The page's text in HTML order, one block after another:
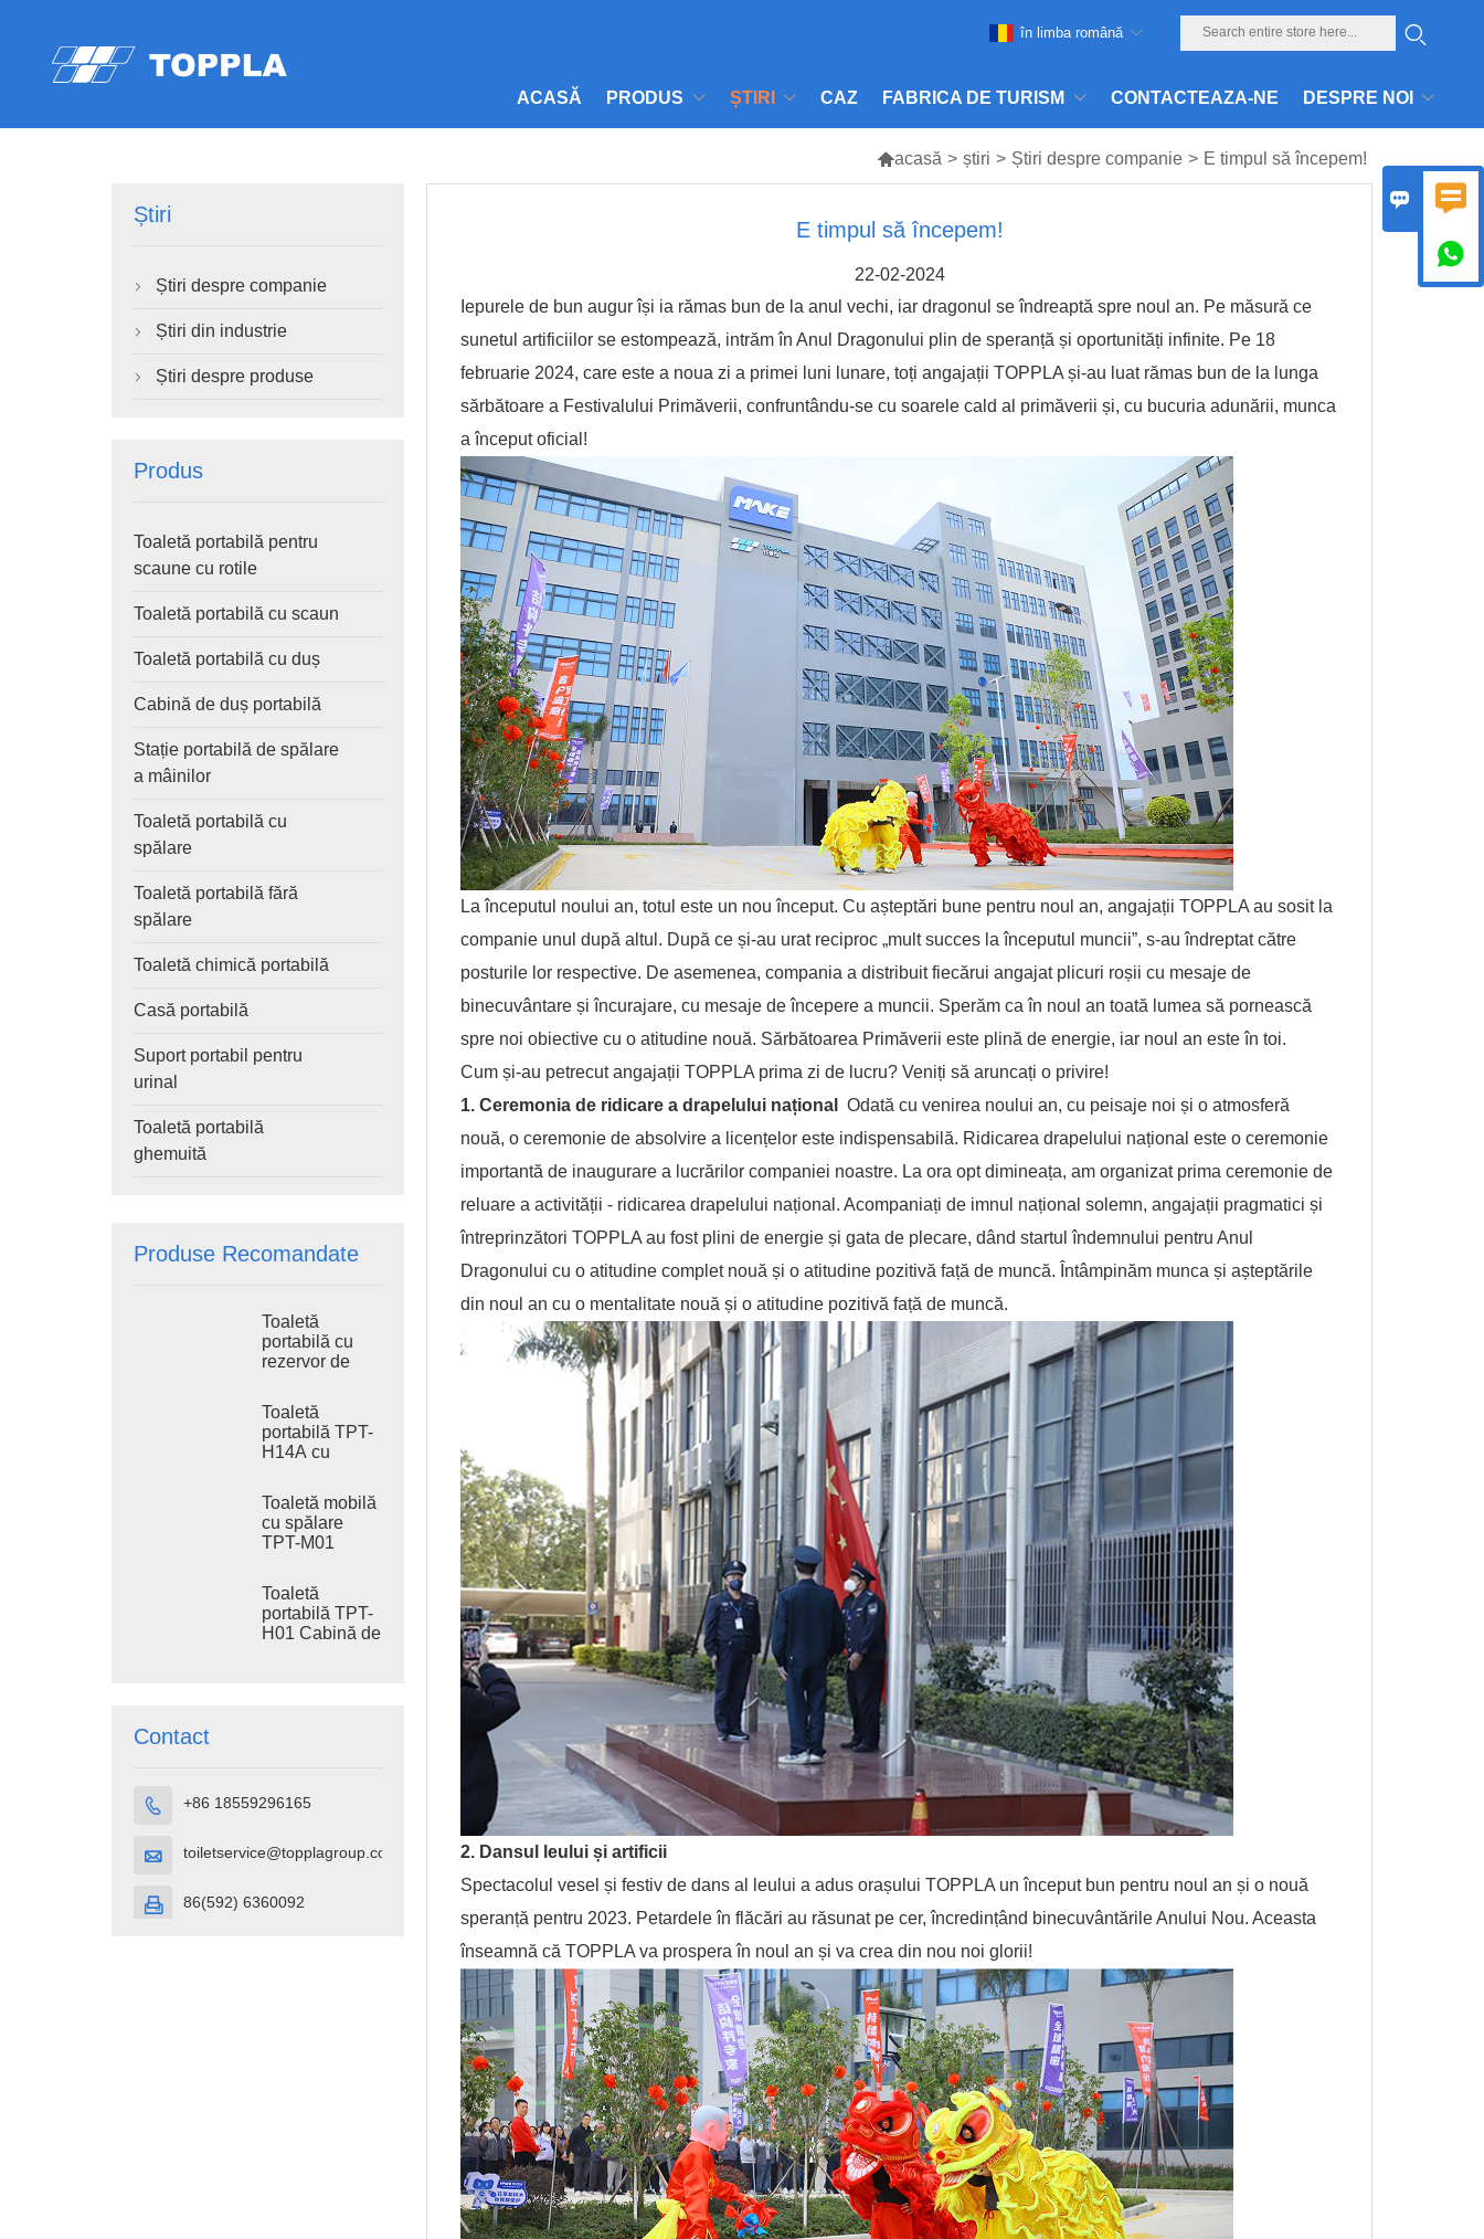
ACASĂ PRODUS ȘTIRI CAZ FABRICA DE TURISM CONTACTEAZA-NE DESPRE NOI
în limba română
acasă > știri > Știri despre companie > E timpul să începem!
Știri
 Știri despre companie
 Știri din industrie
 Știri despre produse
Produs
Toaletă portabilă pentru
scaune cu rotile
Toaletă portabilă cu scaun
Toaletă portabilă cu duș
Cabină de duș portabilă
Stație portabilă de spălare
a mâinilor
Toaletă portabilă cu
spălare
Toaletă portabilă fără
spălare
Toaletă chimică portabilă
Casă portabilă
Suport portabil pentru
urinal
Toaletă portabilă
ghemuită
Produse Recomandate
Toaletă
portabilă cu
rezervor de
H14B 410L,
toaletă
portabilă cu
sistem de
oțel, toaletă de
șantier
Toaletă
portabilă TPT-
H14A cu
apă uzată de
410 l, toaletă
din plastic
pentru exterior
Toaletă mobilă
cu spălare
TPT-M01
construcții
Toaletă
portabilă TPT-
H01 Cabină de
Contact
 +86 18559296165
 toiletservice@topplagroup.com
 86(592) 6360092
E timpul să începem!
22-02-2024
Iepurele de bun augur își ia rămas bun de la anul vechi, iar dragonul se îndreaptă spre noul an. Pe măsură ce
sunetul artificiilor se estompează, intrăm în Anul Dragonului plin de speranță și oportunități infinite. Pe 18
februarie 2024, care este a noua zi a primei luni lunare, toți angajații TOPPLA și-au luat rămas bun de la lunga
sărbătoare a Festivalului Primăverii, confruntându-se cu soarele cald al primăverii și, cu bucuria adunării, munca
a început oficial!
La începutul noului an, totul este un nou început. Cu așteptări bune pentru noul an, angajații TOPPLA au sosit la
companie unul după altul. După ce și-au urat reciproc „mult succes la începutul muncii”, s-au îndreptat către
posturile lor respective. De asemenea, compania a distribuit fiecărui angajat plicuri roșii cu mesaje de
binecuvântare și încurajare, cu mesaje de începere a muncii. Sperăm ca în noul an toată lumea să pornească
spre noi obiective cu o atitudine nouă. Sărbătoarea Primăverii este plină de energie, iar noul an este în toi.
Cum și-au petrecut angajații TOPPLA prima zi de lucru? Veniți să aruncați o privire!
1. Ceremonia de ridicare a drapelului național
Odată cu venirea noului an, cu peisaje noi și o atmosferă
nouă, o ceremonie de absolvire a licențelor este indispensabilă. Ridicarea drapelului național este o ceremonie
importantă de inaugurare a lucrărilor companiei noastre. La ora opt dimineața, am organizat prima ceremonie de
reluare a activității - ridicarea drapelului național. Acompaniați de imnul național solemn, angajații pragmatici și
întreprinzători TOPPLA au fost plini de energie și gata de plecare, dând startul îndemnului pentru Anul
Dragonului cu o atitudine complet nouă și o atitudine pozitivă față de muncă. Întâmpinăm munca și așteptările
din noul an cu o mentalitate nouă și o atitudine pozitivă față de muncă.
2. Dansul leului și artificii
Spectacolul vesel și festiv de dans al leului a adus orașului TOPPLA un început bun pentru noul an și o nouă
speranță pentru 2023. Petardele în flăcări au răsunat pe cer, încredințând binecuvântările Anului Nou. Aceasta
înseamnă că TOPPLA va prospera în noul an și va crea din nou noi glorii!
 
